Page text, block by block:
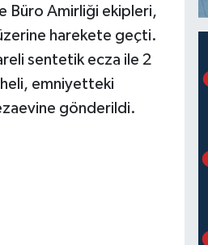
Büro Amirliği ekipleri,
harekete geçti.
sentetik ecza ile 2
emniyetteki
gönderildi.